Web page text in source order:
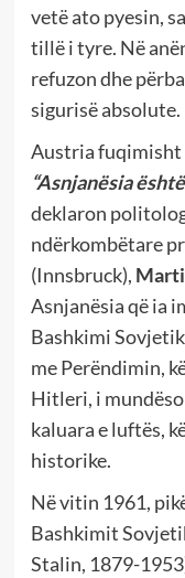
vetë ato pyesin,
tillë i tyre. Në
refuzon dhe
sigurisë absolute.
Austria fuqimisht
“Asnjanësia
deklaron
ndërkombëtare
(Innsbruck),
Asnjanësia që ia
Bashkimi
me Perëndimin,
Hitleri, i
kaluara e luftës,
historike.
Në vitin 1961,
Bashkimit
Stalin, 1879-